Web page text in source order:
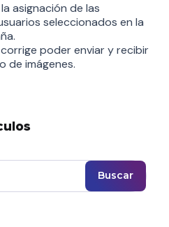
asignación de las
seleccionados en la
poder enviar y recibir
de imágenes.
Buscar